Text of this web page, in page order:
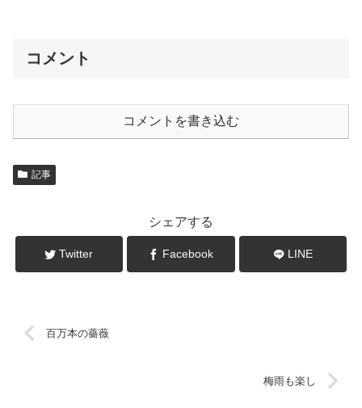
コメント
コメントを書き込む
記事
シェアする
Twitter Facebook LINE
百万本の薔薇
梅雨も楽し